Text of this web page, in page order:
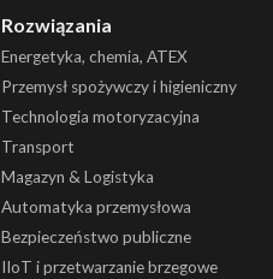
Rozwiązania
Energetyka, chemia, ATEX
Przemysł spożywczy i higieniczny
Technologia motoryzacyjna
Transport
Magazyn & Logistyka
Automatyka przemysłowa
Bezpieczeństwo publiczne
IIoT i przetwarzanie brzegowe